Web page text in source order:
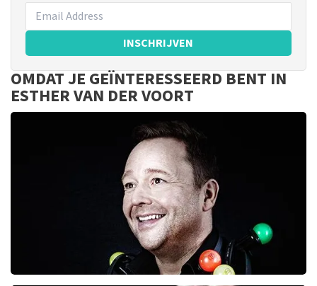
INSCHRIJVEN
OMDAT JE GEÏNTERESSEERD BENT IN
ESTHER VAN DER VOORT